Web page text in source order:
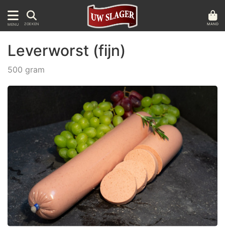
MENU ZOEKEN MAND
Leverworst (fijn)
500 gram